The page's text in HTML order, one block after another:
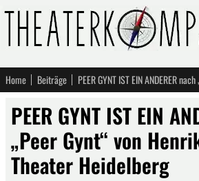
Home Beiträge
PEER GYNT IST EIN
„Peer Gynt“ von
Theater Heidelberg